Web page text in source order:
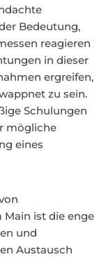
Bedeutung,
reagieren
in dieser
ergreifen,
zu sein.
Schulungen
mögliche
eines
ist die enge
und
Austausch